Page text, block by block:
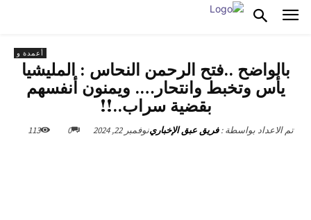
أعمدة و
بالواضح ..فتح الرحمن النحاس : المليشيا
يأس وتخبط وانتحار…. ويمنون أنفسهم
بقضية سراب..!!
تم الاعداد بواسطة : فريق عبق الإخبارينوفمبر 22, 2024 0
113